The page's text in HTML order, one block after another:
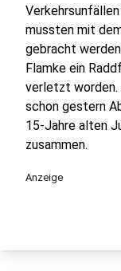
mussten mit
gebracht
Flamke ein
verletzt worden.
schon gestern
15-Jahre alten
zusammen.
Anzeige